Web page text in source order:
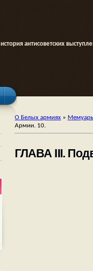
история антисоветских
О Белых армиях »
Армии. 10.
ГЛАВА III.